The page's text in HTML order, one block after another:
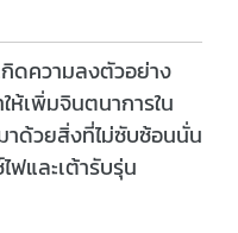
กิดความลงตัวอย่าง
เพิ่มจินตนาการใน
ด้วยสิ่งที่ไม่ซับซ้อนนั่น
และเต้ารับรุ่น